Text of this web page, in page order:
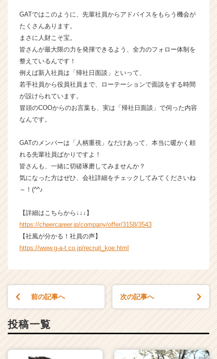
ら
ト
届
く
活
チ
ア
キ
ャ
e
e
r
a
r）
GATではこのように、先輩社員からアドバイスをもらう機会が
たくさんあります。
まさに人財こそ宝。
皆さんが最大限の力を発揮できるよう、全力のフォロー体制を
整えているんです！
例えば新入社員は「帰社日面談」といって、
若手社員から役員社員まで、ローテーションで面談をする時間
が設けられています。
冒頭のCOOからのお言葉も、実は「帰社日面談」で伺った内容
なんです。
GATのメンバーは「人柄重視」なだけあって、本当に暖かく頼
れる先輩社員ばかりですよ！
皆さんも、一緒に切磋琢磨してみませんか？
気になった方はぜひ、会社詳細をチェックしてみてくださいね
～！(^^♪
【詳細はこちらから↓↓↓】
https://cheercareer.jp/company/offer/3158/3543
【社風が分かる！社員の声】
https://www.g-a-t.co.jp/recruit_koe.html
前の記事へ 次の記事へ
投稿一覧